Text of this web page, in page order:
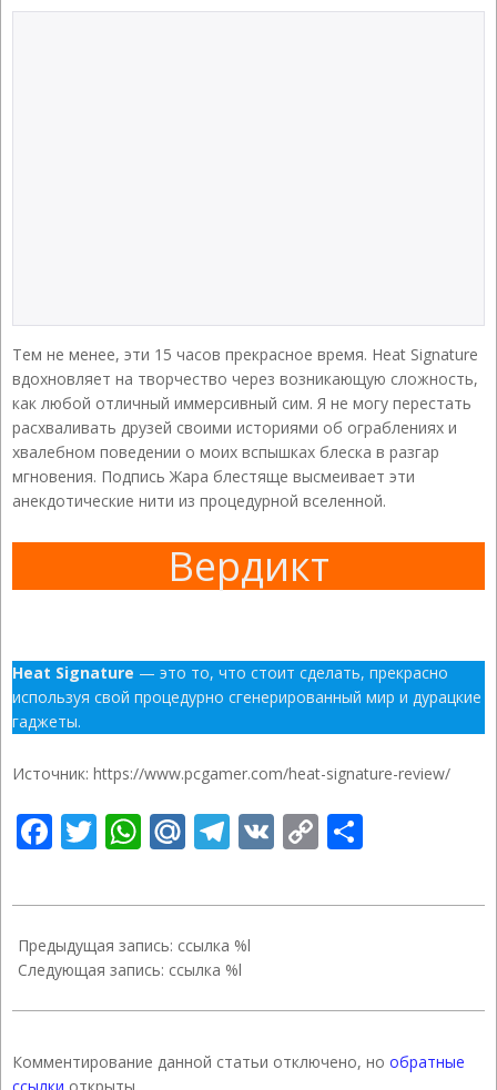
Тем не менее, эти 15 часов прекрасное время. Heat Signature
вдохновляет на творчество через возникающую сложность,
как любой отличный иммерсивный сим. Я не могу перестать
расхваливать друзей своими историями об ограблениях и
хвалебном поведении о моих вспышках блеска в разгар
мгновения. Подпись Жара блестяще высмеивает эти
анекдотические нити из процедурной вселенной.
Вердикт
Heat Signature — это то, что стоит сделать, прекрасно
используя свой процедурно сгенерированный мир и дурацкие
гаджеты.
Источник: https://www.pcgamer.com/heat-signature-review/
Facebook
Twitter
WhatsApp
Mail.Ru
Telegram
VK Copy
11-
22
Предыдущая запись: ссылка %l
Следующая запись: ссылка %l
Комментирование данной статьи отключено, но обратные